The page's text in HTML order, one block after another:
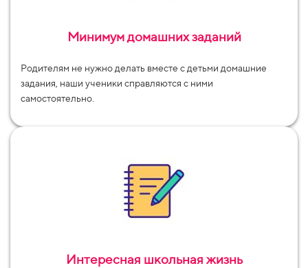
Минимум домашних заданий
Родителям не нужно делать вместе с детьми домашние
задания, наши ученики справляются с ними
самостоятельно.
Интересная школьная жизнь